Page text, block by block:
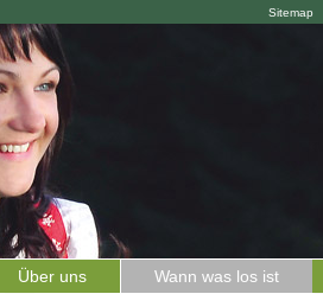
Sitemap
Über uns Wann was los ist